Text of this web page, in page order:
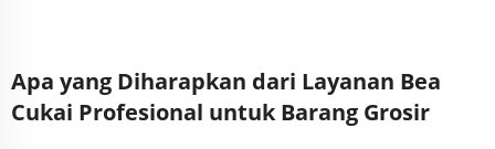
Apa yang Diharapkan dari Layanan Bea
Cukai Profesional untuk Barang Grosir